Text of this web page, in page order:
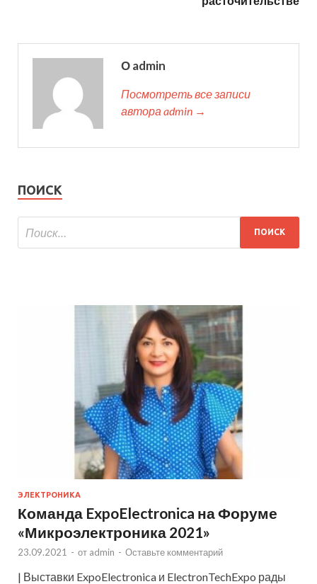
О admin
Посмотреть все записи
автора admin →
ПОИСК
ЭЛЕКТРОНИКА
Команда ExpoElectronica на Форуме
«Микроэлектроника 2021»
23.09.2021 - от admin - Оставьте комментарий
| Выставки ExpoElectronica и ElectronTechExpo рады